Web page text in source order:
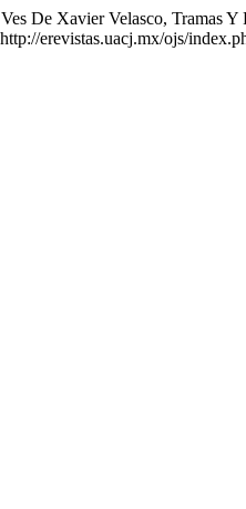
De Xavier Velasco, Tramas
erevistas.uacj.mx/ojs/